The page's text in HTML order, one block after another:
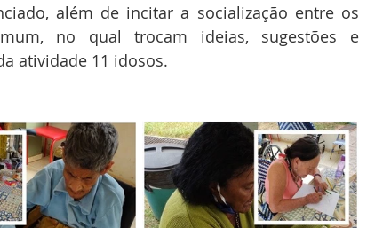
além de incitar a socialização entre os
no qual trocam ideias, sugestões e
atividade 11 idosos.